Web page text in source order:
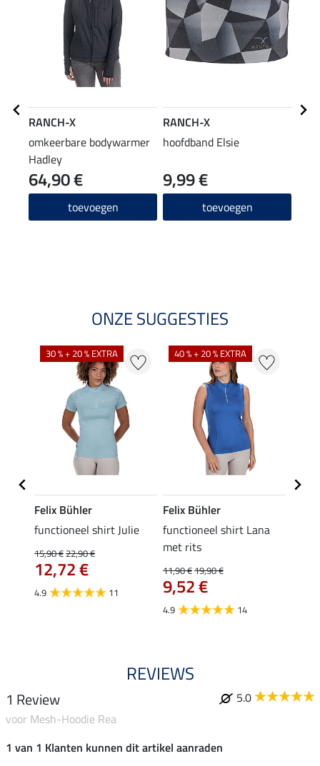
RANCH-X
omkeerbare bodywarmer
Hadley
64,90 €
toevoegen
RANCH-X
hoofdband Elsie
9,99 €
toevoegen
ONZE SUGGESTIES
30 % + 20 % EXTRA
Felix Bühler
functioneel shirt Julie
15,90 €22,90 €
12,72 €
4.9 11
40 % + 20 % EXTRA
Felix Bühler
functioneel shirt Lana
met rits
11,90 €19,90 €
9,52 €
4.9 14
REVIEWS
1 Review
5.0
voor Mesh-Hoodie Rea
1 van 1 Klanten kunnen dit artikel aanraden